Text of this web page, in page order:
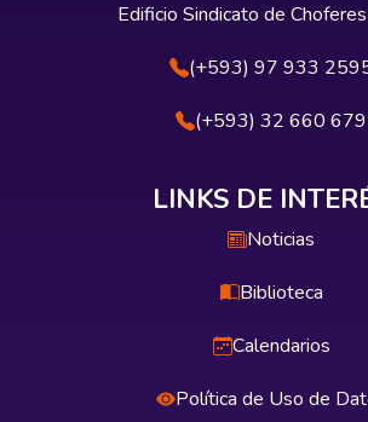
Edificio Sindicato de
(+593) 97 933
(+593) 32 660 679
LINKS DE
Noticias
Biblioteca
Calendarios
Política de Uso de